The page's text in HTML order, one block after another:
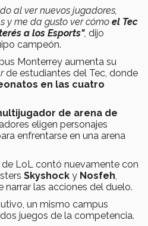
al ver nuevos jugadores,
y me da gusto ver cómo el Tec
a los Esports", dijo
campeón.
Monterrey aumenta su
de estudiantes del Tec, donde
en las cuatro
de arena de
eligen personajes
enfrentarse en una arena
LoL contó nuevamente con
Skyshock y Nosfeh,
narrar las acciones del duelo.
un mismo campus
juegos de la competencia.